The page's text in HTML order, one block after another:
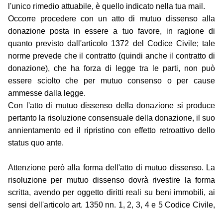
l'unico rimedio attuabile, è quello indicato nella tua mail.
Occorre procedere con un atto di mutuo dissenso alla
donazione posta in essere a tuo favore, in ragione di
quanto previsto dall'articolo 1372 del Codice Civile; tale
norme prevede che il contratto (quindi anche il contratto di
donazione), che ha forza di legge tra le parti, non può
essere sciolto che per mutuo consenso o per cause
ammesse dalla legge.
Con l'atto di mutuo dissenso della donazione si produce
pertanto la risoluzione consensuale della donazione, il suo
annientamento ed il ripristino con effetto retroattivo dello
status quo ante.
Attenzione però alla forma dell'atto di mutuo dissenso. La
risoluzione per mutuo dissenso dovrà rivestire la forma
scritta, avendo per oggetto diritti reali su beni immobili, ai
sensi dell'articolo art. 1350 nn. 1, 2, 3, 4 e 5 Codice Civile,